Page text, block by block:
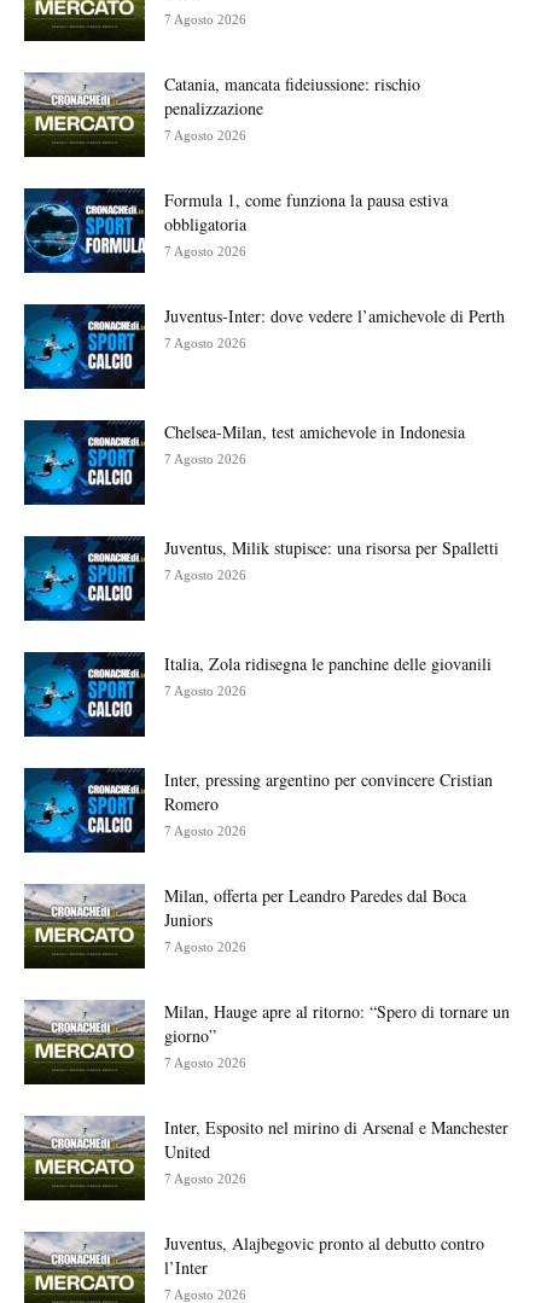
7 Agosto 2026
Catania, mancata fideiussione: rischio
penalizzazione
7 Agosto 2026
Formula 1, come funziona la pausa estiva
obbligatoria
7 Agosto 2026
Juventus-Inter: dove vedere l’amichevole di Perth
7 Agosto 2026
Chelsea-Milan, test amichevole in Indonesia
7 Agosto 2026
Juventus, Milik stupisce: una risorsa per Spalletti
7 Agosto 2026
Italia, Zola ridisegna le panchine delle giovanili
7 Agosto 2026
Inter, pressing argentino per convincere Cristian
Romero
7 Agosto 2026
Milan, offerta per Leandro Paredes dal Boca
Juniors
7 Agosto 2026
Milan, Hauge apre al ritorno: “Spero di tornare un
giorno”
7 Agosto 2026
Inter, Esposito nel mirino di Arsenal e Manchester
United
7 Agosto 2026
Juventus, Alajbegovic pronto al debutto contro
l’Inter
7 Agosto 2026